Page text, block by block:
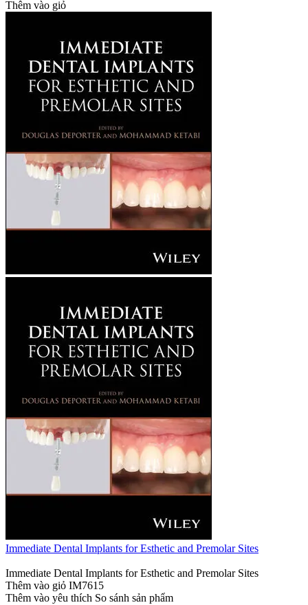
Thêm vào giỏ
Immediate Dental Implants for Esthetic and Premolar Sites
Immediate Dental Implants for Esthetic and Premolar Sites
Thêm vào giỏ IM7615
Thêm vào yêu thích So sánh sản phẩm